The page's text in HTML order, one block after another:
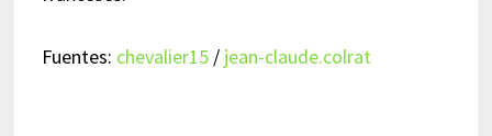
Fuentes: chevalier15/ jean-claude.colrat